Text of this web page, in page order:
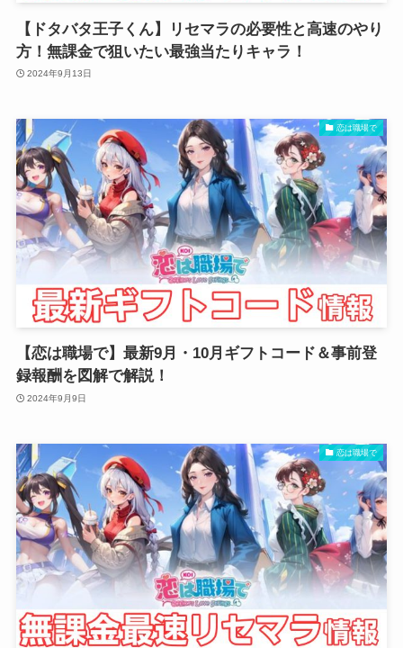
【ドタバタ王子くん】リセマラの必要性と高速のやり
方！無課金で狙いたい最強当たりキャラ！
2024年9月13日
恋は職場で
【恋は職場で】最新9月・10月ギフトコード＆事前登
録報酬を図解で解説！
2024年9月9日
恋は職場で